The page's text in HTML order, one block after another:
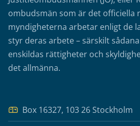
ombudsmän som är det officiella
myndigheterna arbetar enligt de
styr deras arbete – särskilt
enskildas rättigheter och
det allmänna.
Box 16327, 103 26 Stockholm